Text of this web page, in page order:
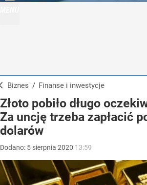
Biznes / Finanse i inwestycje
Złoto pobiło długo
Za uncję trzeba zapłacić
dolarów
Dodano: 5 sierpnia 2020 13:59